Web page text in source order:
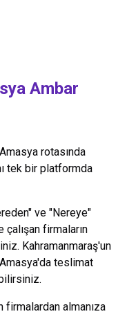
Ambar
Amasya rotasında
tek bir platformda
ve "Nereye"
firmaların
Kahramanmaraş'un
Amasya'da teslimat
almanıza